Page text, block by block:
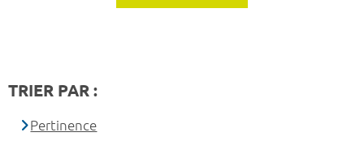
TRIER PAR :
Pertinence